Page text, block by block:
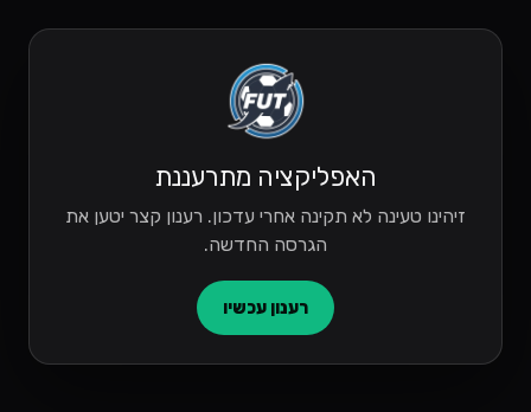
האפליקציה מתרעננת
זיהינו טעינה לא תקינה אחרי עדכון. רענון קצר יטען את
הגרסה החדשה.
רענון עכשיו